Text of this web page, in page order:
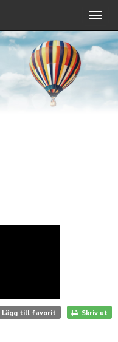
Lägg till favorit Skriv ut